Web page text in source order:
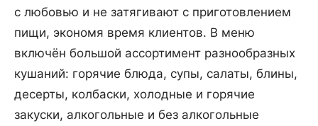
с любовью и не затягивают с приготовлением
пищи, экономя время клиентов. В меню
включён большой ассортимент разнообразных
кушаний: горячие блюда, супы, салаты, блины,
десерты, колбаски, холодные и горячие
закуски, алкогольные и без алкогольные